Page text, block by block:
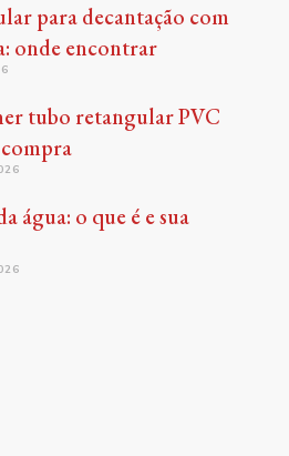
para decantação com
onde encontrar
tubo retangular PVC
água: o que é e sua